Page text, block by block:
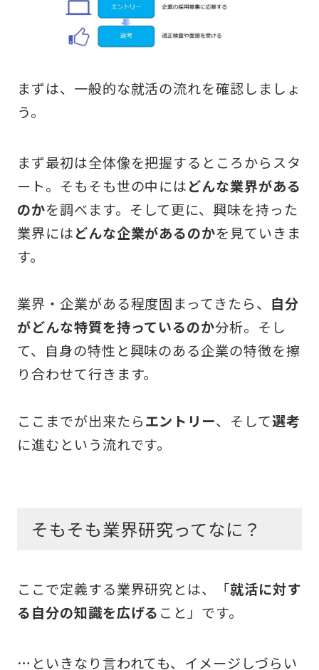
まずは、一般的な就活の流れを確認しましょ
う。
まず最初は全体像を把握するところからスタ
ート。そもそも世の中にはどんな業界がある
のかを調べます。そして更に、興味を持った
業界にはどんな企業があるのかを見ていきま
す。
業界・企業がある程度固まってきたら、 自分
がどんな特質を持っているのか分析。そし
て、自身の特性と興味のある企業の特徴を擦
り合わせて行きます。
ここまでが出来たらエントリー、そして選考
に進むという流れです。
そもそも業界研究ってなに？
ここで定義する業界研究とは、「就活に対す
る自分の知識を広げる こと」です。
…といきなり言われても、イメージしづらい